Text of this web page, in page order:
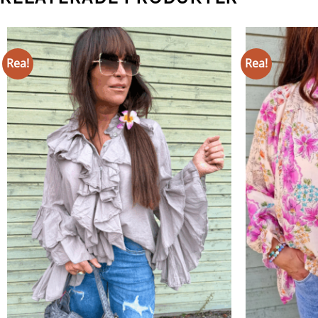
Rea! Rea!